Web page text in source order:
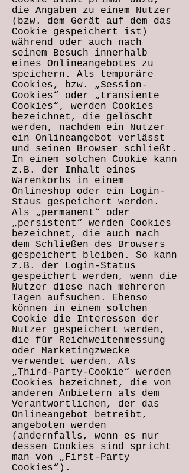
die Angaben zu einem Nutzer
(bzw. dem Gerät auf dem das
Cookie gespeichert ist)
während oder auch nach
seinem Besuch innerhalb
eines Onlineangebotes zu
speichern. Als temporäre
Cookies, bzw. „Session-
Cookies“ oder „transiente
Cookies“, werden Cookies
bezeichnet, die gelöscht
werden, nachdem ein Nutzer
ein Onlineangebot verlässt
und seinen Browser schließt.
In einem solchen Cookie kann
z.B. der Inhalt eines
Warenkorbs in einem
Onlineshop oder ein Login-
Staus gespeichert werden.
Als „permanent“ oder
„persistent“ werden Cookies
bezeichnet, die auch nach
dem Schließen des Browsers
gespeichert bleiben. So kann
z.B. der Login-Status
gespeichert werden, wenn die
Nutzer diese nach mehreren
Tagen aufsuchen. Ebenso
können in einem solchen
Cookie die Interessen der
Nutzer gespeichert werden,
die für Reichweitenmessung
oder Marketingzwecke
verwendet werden. Als
„Third-Party-Cookie“ werden
Cookies bezeichnet, die von
anderen Anbietern als dem
Verantwortlichen, der das
Onlineangebot betreibt,
angeboten werden
(andernfalls, wenn es nur
dessen Cookies sind spricht
man von „First-Party
Cookies“).